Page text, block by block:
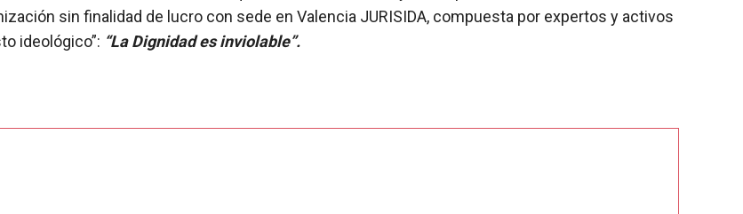
sin finalidad de lucro con sede en Valencia JURISIDA, compuesta por expertos y activos
ideológico”: “La Dignidad es inviolable”.